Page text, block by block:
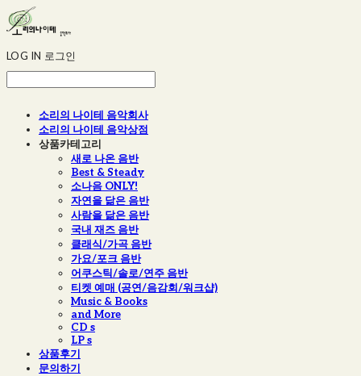
LOG IN 로그인
소리의 나이테 음악회사
소리의 나이테 음악상점
상품카테고리
새로 나온 음반
Best & Steady
소나음 ONLY!
자연을 닮은 음반
사람을 닮은 음반
국내 재즈 음반
클래식/가곡 음반
가요/포크 음반
어쿠스틱/솔로/연주 음반
티켓 예매 (공연/음감회/워크샵)
Music & Books
and More
CD s
LP s
상품후기
문의하기